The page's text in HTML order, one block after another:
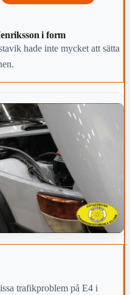
i form
hade inte mycket att sätta
trafikproblem på E4 i